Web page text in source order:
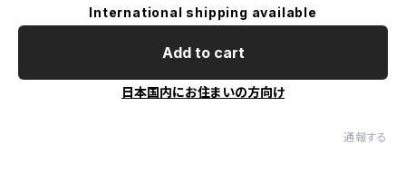
International shipping available
Add to cart
日本国内にお住まいの方向け
通報する